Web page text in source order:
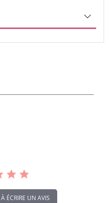
ÉCRIRE UN AVIS